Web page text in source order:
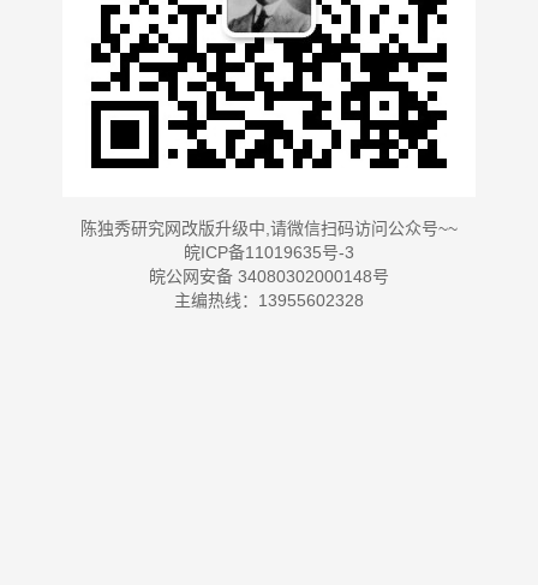
陈独秀研究网改版升级中,请微信扫码访问公众号~~
皖ICP备11019635号-3
皖公网安备 34080302000148号
主编热线：13955602328